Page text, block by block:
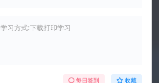
学习方式:下载打印学习
每日签到 收藏